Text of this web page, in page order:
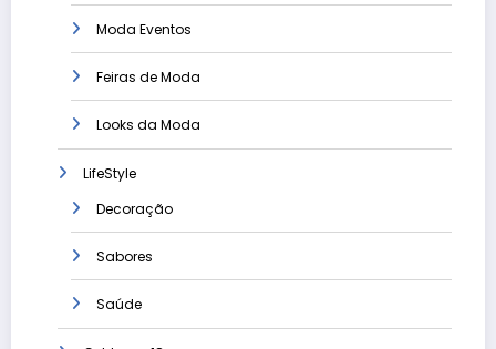
Moda Eventos
Feiras de Moda
Looks da Moda
LifeStyle
Decoração
Sabores
Saúde